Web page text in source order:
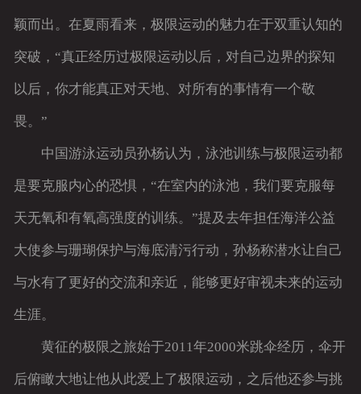
颖而出。在夏雨看来，极限运动的魅力在于双重认知的
突破，“真正经历过极限运动以后，对自己边界的探知
以后，你才能真正对天地、对所有的事情有一个敬
畏。”
中国游泳运动员孙杨认为，泳池训练与极限运动都
是要克服内心的恐惧，“在室内的泳池，我们要克服每
天无氧和有氧高强度的训练。”提及去年担任海洋公益
大使参与珊瑚保护与海底清污行动，孙杨称潜水让自己
与水有了更好的交流和亲近，能够更好审视未来的运动
生涯。
黄征的极限之旅始于2011年2000米跳伞经历，伞开
后俯瞰大地让他从此爱上了极限运动，之后他还参与挑